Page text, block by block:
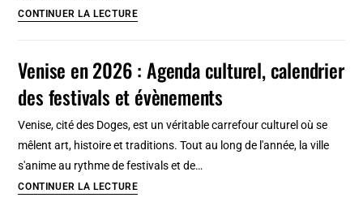
CONTINUER LA LECTURECinémathèque
et
autres
toute
Venise en 2026 : Agenda culturel, calendrier
des festivals et évènements
Venise, cité des Doges, est un véritable carrefour culturel où se
mêlent art, histoire et traditions. Tout au long de l'année, la ville
s'anime au rythme de festivals et de…
CONTINUER LA LECTUREVenise